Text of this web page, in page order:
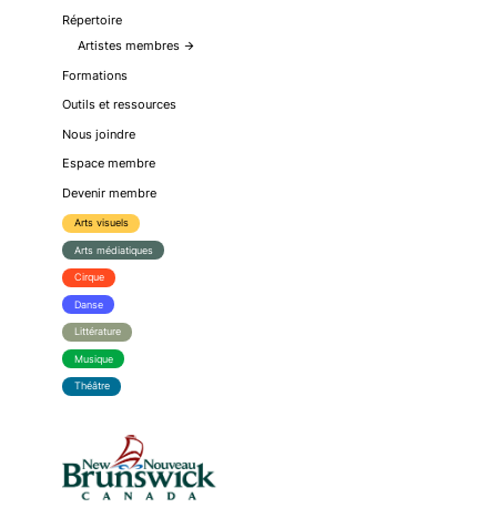
Répertoire
Artistes membres arrow_forward
Formations
Outils et ressources
Nous joindre
Espace membre
Devenir membre
Arts visuels
Arts médiatiques
Cirque
Danse
Littérature
Musique
Théâtre